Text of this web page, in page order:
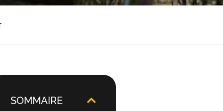
SOMMAIRE